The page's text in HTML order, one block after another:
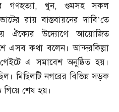
গণহত্যা, খুন, গুমসহ সকল
রায় বাস্তবায়নের দাবি’তে
ঐক্যের উদ্যোগে আয়োজিত
এসব কথা বলেন। আন্দরকিল্লা
এ সমাবেশ অনুষ্ঠিত হয়।
মিছিলটি নগরের বিভিন্ন সড়ক
গিয়ে শেষ হয়।